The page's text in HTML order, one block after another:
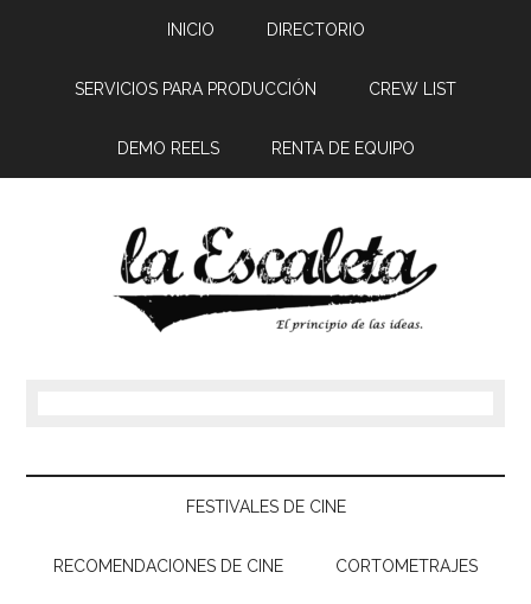
INICIO DIRECTORIO
SERVICIOS PARA PRODUCCIÓN CREW LIST
DEMO REELS RENTA DE EQUIPO
FESTIVALES DE CINE
RECOMENDACIONES DE CINE CORTOMETRAJES